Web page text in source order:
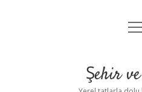
Yasal
Şehir